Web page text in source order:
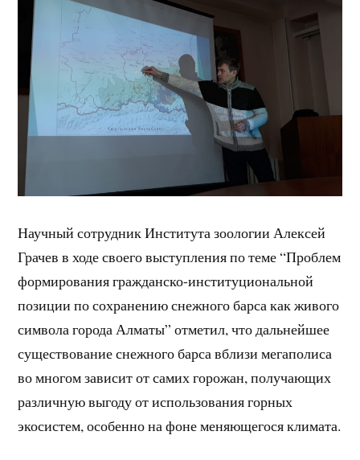
Научный сотрудник Института зоологии Алексей
Грачев в ходе своего выступления по теме “Проблем
формирования гражданско-институциональной
позиции по сохранению снежного барса как живого
символа города Алматы” отметил, что дальнейшее
существование снежного барса вблизи мегаполиса
во многом зависит от самих горожан, получающих
различную выгоду от использования горных
экосистем, особенно на фоне меняющегося климата.